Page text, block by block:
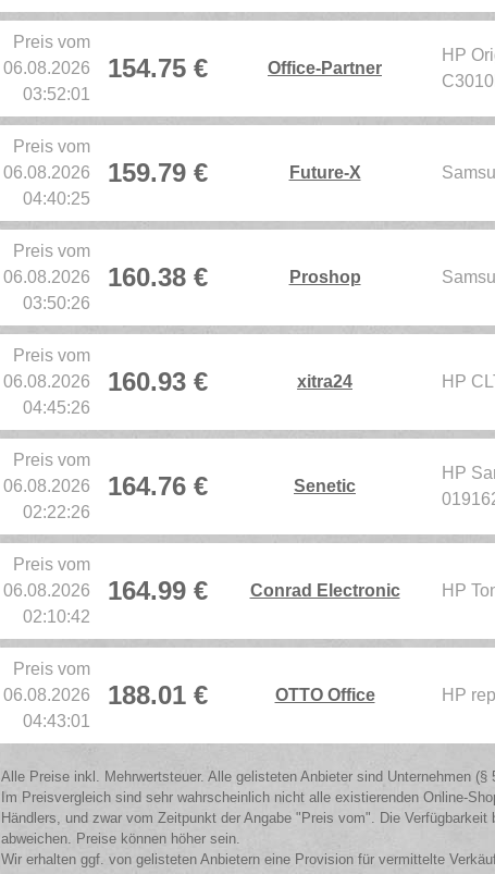
Preis vom
06.08.2026
03:52:01
154.75 € Office-Partner
HP
Preis vom
06.08.2026
04:40:25
159.79 € Future-X
Preis vom
06.08.2026
03:50:26
160.38 € Proshop
Preis vom
06.08.2026
04:45:26
160.93 € xitra24 HP
Preis vom
06.08.2026
02:22:26
164.76 € Senetic
HP
Preis vom
06.08.2026
02:10:42
164.99 € Conrad Electronic HP
Preis vom
06.08.2026
04:43:01
188.01 € OTTO Office HP
Alle Preise inkl. Mehrwertsteuer. Alle gelisteten Anbieter sind Unternehmen (§
Im Preisvergleich sind sehr wahrscheinlich nicht alle existierenden Online-
Händlers, und zwar vom Zeitpunkt der Angabe "Preis vom". Die
abweichen. Preise können höher sein.
Wir erhalten ggf. von gelisteten Anbietern eine Provision für vermittelte